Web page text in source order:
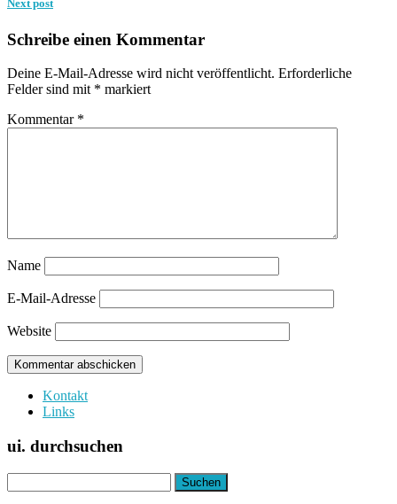
Next post
Schreibe einen Kommentar
Deine E-Mail-Adresse wird nicht veröffentlicht. Erforderliche
Felder sind mit * markiert
Kommentar *
Name
E-Mail-Adresse
Website
Kontakt
Links
ui. durchsuchen
nach: